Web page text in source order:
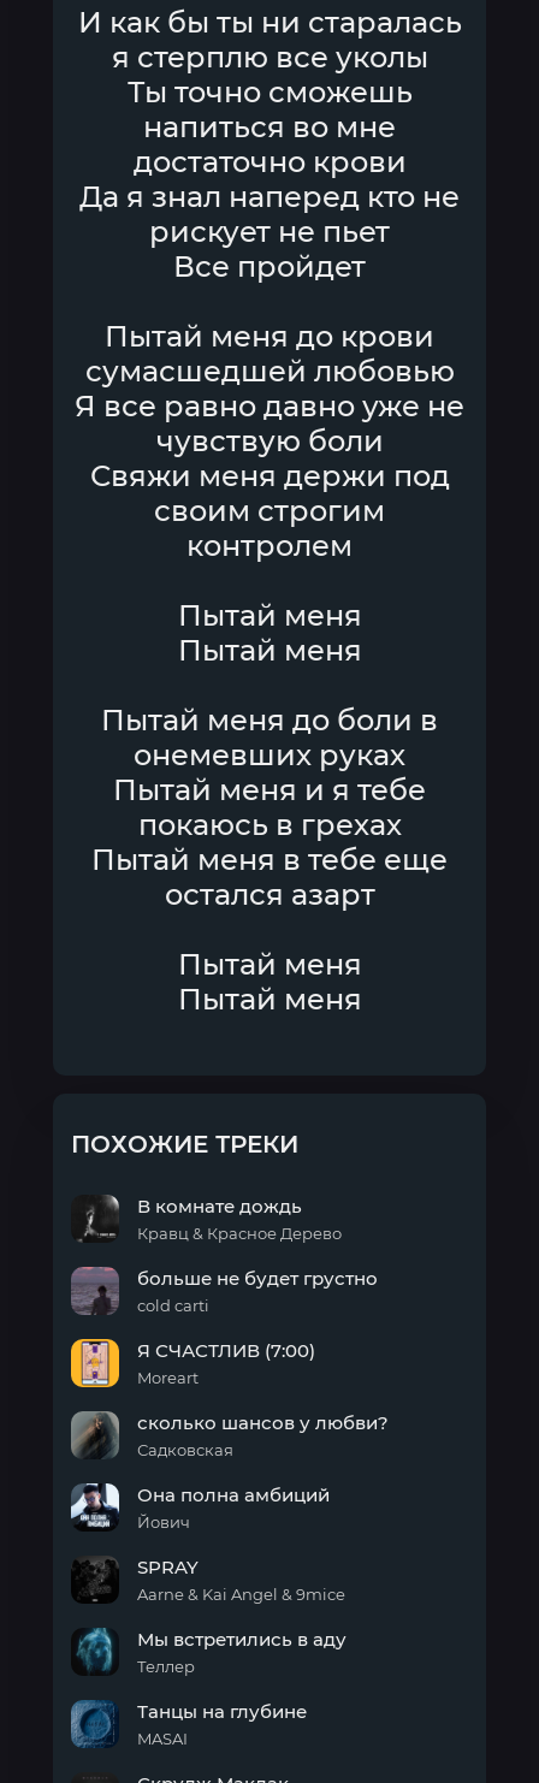
И как бы ты ни старалась
я стерплю все уколы
Ты точно сможешь
напиться во мне
достаточно крови
Да я знал наперед кто не
рискует не пьет
Все пройдет
Пытай меня до крови
сумасшедшей любовью
Я все равно давно уже не
чувствую боли
Свяжи меня держи под
своим строгим
контролем
Пытай меня
Пытай меня
Пытай меня до боли в
онемевших руках
Пытай меня и я тебе
покаюсь в грехах
Пытай меня в тебе еще
остался азарт
Пытай меня
Пытай меня
ПОХОЖИЕ ТРЕКИ
комнате
дождь
В комнате дождь
Кравц & Красное Дерево
не
будет
больше не будет грустно
cold carti
СЧАСТЛИВ
(7:00)
Я СЧАСТЛИВ (7:00)
Moreart
шансов
у
сколько шансов у любви?
Садковская
полна
амбиций
Она полна амбиций
Йович
SPRAY
Aarne & Kai Angel & 9mice
встретились
в аду
Мы встретились в аду
Теллер
Танцы на глубине
MASAI